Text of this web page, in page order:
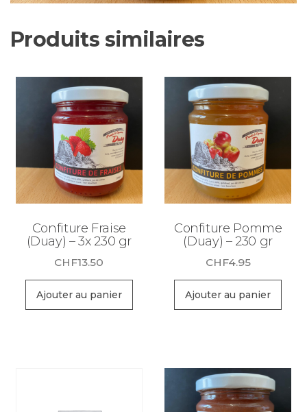
Produits similaires
Confiture Fraise
(Duay) – 3x 230 gr
CHF13.50
Ajouter au panier
Confiture Pomme
(Duay) – 230 gr
CHF4.95
Ajouter au panier